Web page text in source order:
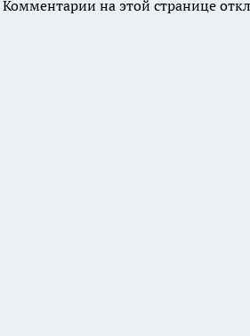
Комментарии на этой странице